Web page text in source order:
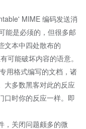
MIME 编码发送消
能是必须的，但很多邮
文本中四处散布的
可能破坏内容的语意。
用格式编写的文档，诸
大多数黑客对此的反应
口时你的反应一样。即
，关闭问题颇多的微